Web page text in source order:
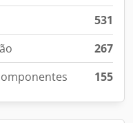
531
267
155